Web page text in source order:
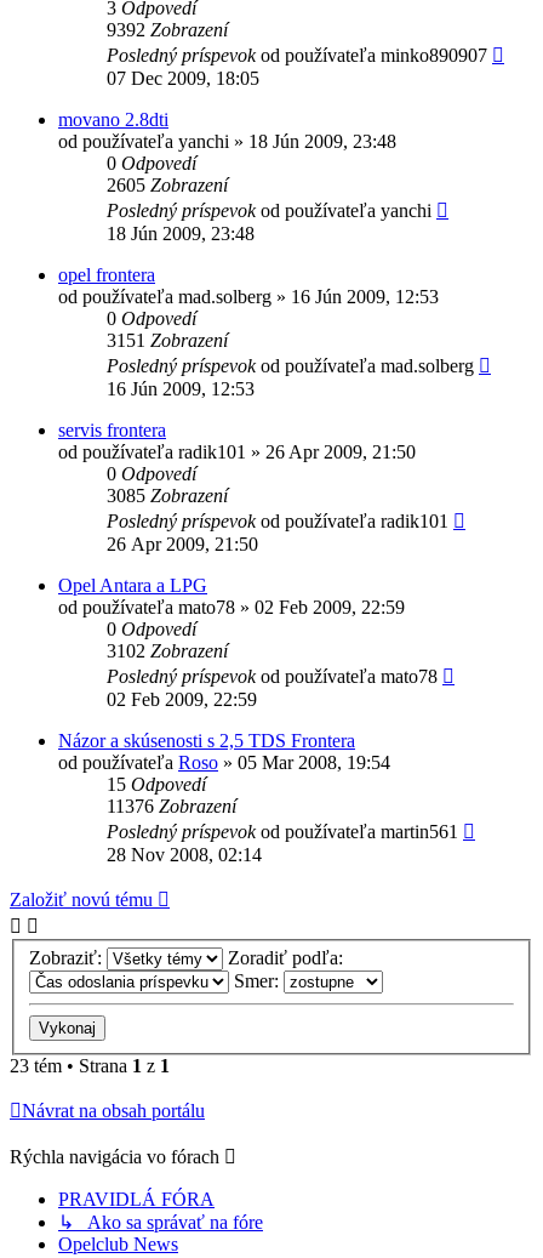
3 Odpovedí
9392 Zobrazení
Posledný príspevokod používateľa minko890907
07 Dec 2009, 18:05
movano 2.8dti
od používateľa yanchi » 18 Jún 2009, 23:48
0 Odpovedí
2605 Zobrazení
Posledný príspevokod používateľa yanchi
18 Jún 2009, 23:48
opel frontera
od používateľa mad.solberg » 16 Jún 2009, 12:53
0 Odpovedí
3151 Zobrazení
Posledný príspevokod používateľa mad.solberg
16 Jún 2009, 12:53
servis frontera
od používateľa radik101 » 26 Apr 2009, 21:50
0 Odpovedí
3085 Zobrazení
Posledný príspevokod používateľa radik101
26 Apr 2009, 21:50
Opel Antara a LPG
od používateľa mato78 » 02 Feb 2009, 22:59
0 Odpovedí
3102 Zobrazení
Posledný príspevokod používateľa mato78
02 Feb 2009, 22:59
Názor a skúsenosti s 2,5 TDS Frontera
od používateľa Roso » 05 Mar 2008, 19:54
15 Odpovedí
11376 Zobrazení
Posledný príspevokod používateľa martin561
28 Nov 2008, 02:14
Založiť novú tému
Zobraziť:
Zoradiť podľa:
Smer:
23 tém • Strana 1 z 1
Návrat na obsah portálu
Rýchla navigácia vo fórach
PRAVIDLÁ FÓRA
↳ Ako sa správať na fóre
Opelclub News